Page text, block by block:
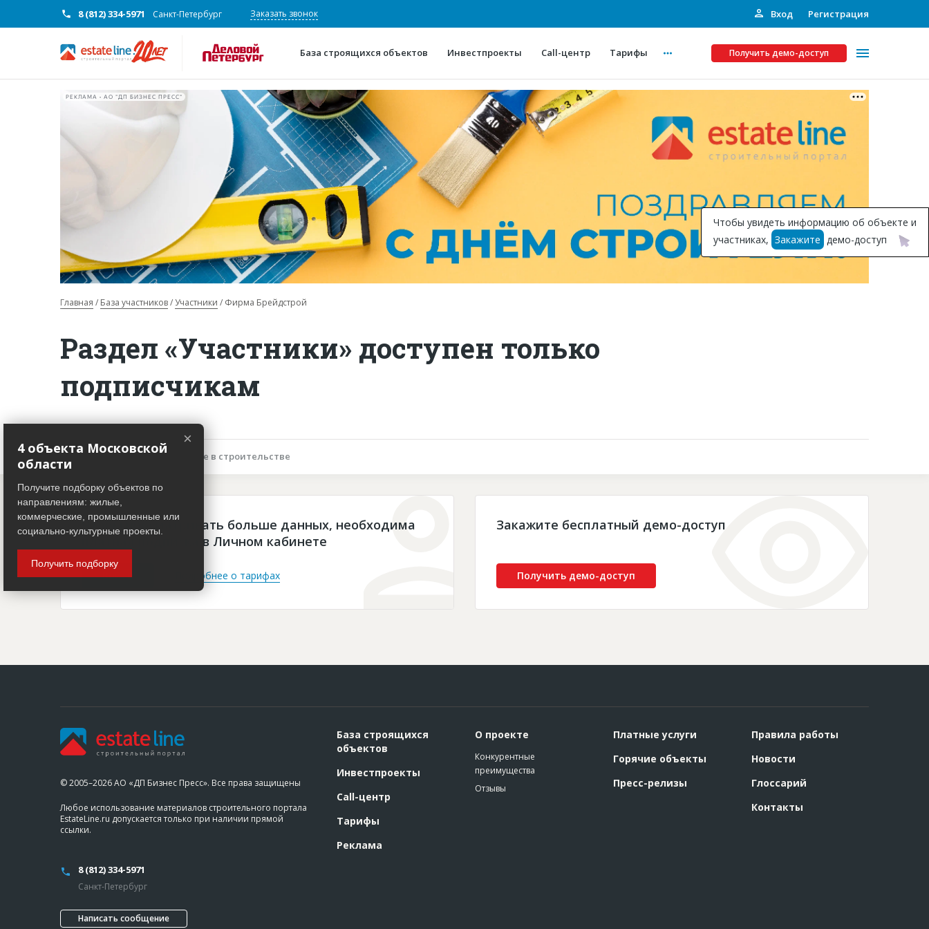
8 (812) 334-5971 Санкт-Петербург Заказать звонок Вход Регистрация
База строящихся объектов Инвестпроекты Call-центр Тарифы Получить демо-доступ
О проекте
Конкурентные преимущества
Горячие объекты
Глоссарий
Платные услуги
Рекламодателям
Инвестпроекты
Подписка на Базу
РЕКЛАМА • АО "ДП БИЗНЕС ПРЕСС"
Главная База участников Участники Фирма Брейдстрой
Раздел «Участники» доступен только
подписчикам
Описание объекта Участие в строительстве
Чтобы просматривать больше данных, необходима
платная подписка в Личном кабинете
Войти Подробнее о тарифах
Закажите бесплатный демо-доступ
Получить демо-доступ
Чтобы увидеть информацию об объекте и
участниках, Закажите демо-доступ
© 2005–2026 АО «ДП Бизнес Пресс». Все права защищены
Любое использование материалов строительного портала
EstateLine.ru допускается только при наличии прямой
ссылки.
8 (812) 334-5971
Санкт-Петербург
Написать сообщение
База строящихся
объектов
Инвестпроекты
Call-центр
Тарифы
Реклама
О проекте
Конкурентные
преимущества
Отзывы
Платные услуги
Горячие объекты
Пресс-релизы
Правила работы
Новости
Глоссарий
Контакты
×
4 объекта Московской
области
Получите подборку объектов по
направлениям: жилые,
коммерческие, промышленные или
социально-культурные проекты.
Получить подборку